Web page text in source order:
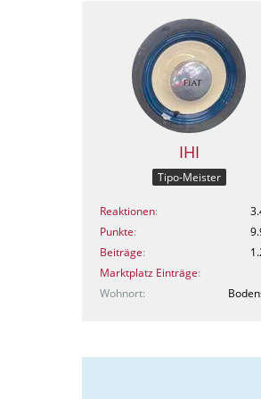
IHI
Tipo-Meister
Reaktionen
Punkte
Beiträge
Marktplatz Einträge
Wohnort